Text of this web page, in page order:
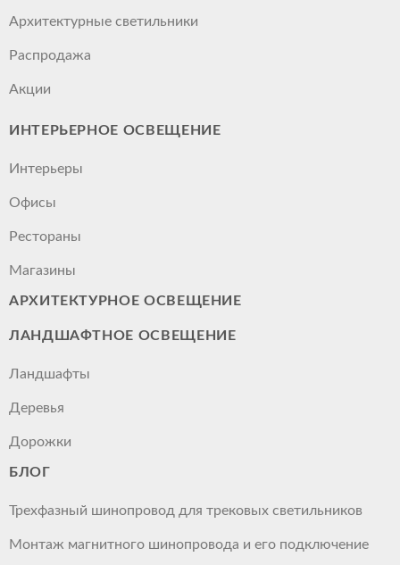
Архитектурные светильники
Распродажа
Акции
ИНТЕРЬЕРНОЕ ОСВЕЩЕНИЕ
Интерьеры
Офисы
Рестораны
Магазины
АРХИТЕКТУРНОЕ ОСВЕЩЕНИЕ
ЛАНДШАФТНОЕ ОСВЕЩЕНИЕ
Ландшафты
Деревья
Дорожки
БЛОГ
Трехфазный шинопровод для трековых светильников
Монтаж магнитного шинопровода и его подключение